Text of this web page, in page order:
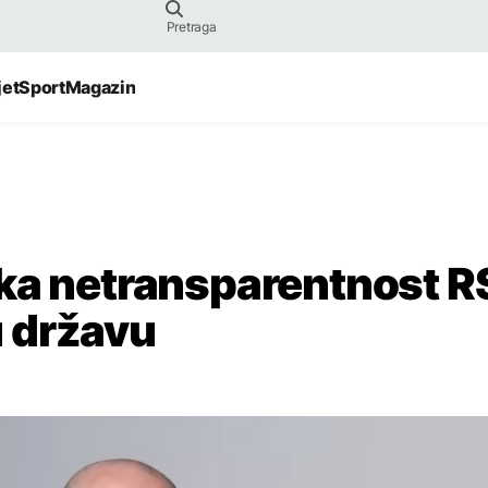
SportMagazin
netransparentnost
državu